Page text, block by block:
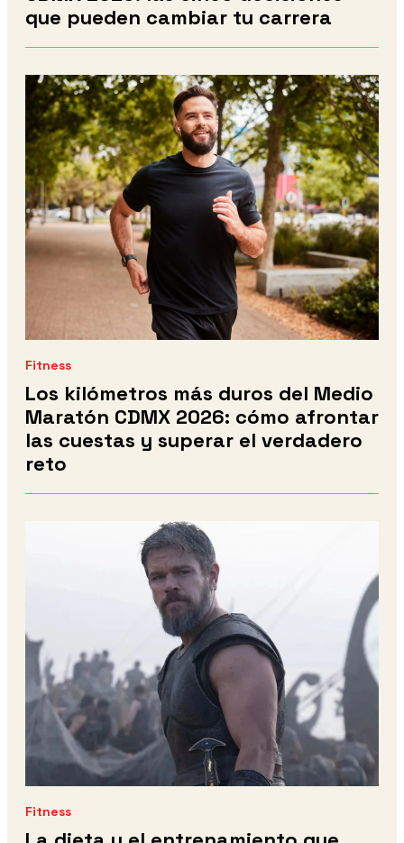
que pueden cambiar tu carrera
Fitness
Los kilómetros más duros del Medio
Maratón CDMX 2026: cómo afrontar
las cuestas y superar el verdadero
reto
Fitness